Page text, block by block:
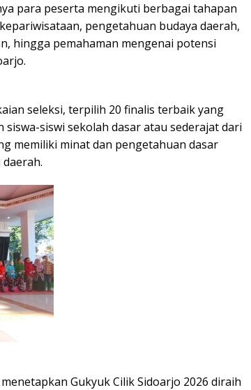
para peserta mengikuti berbagai tahapan
pengetahuan budaya daerah,
hingga pemahaman mengenai potensi
seleksi, terpilih 20 finalis terbaik yang
siswi sekolah dasar atau sederajat dari
memiliki minat dan pengetahuan dasar
Gukyuk Cilik Sidoarjo 2026 diraih